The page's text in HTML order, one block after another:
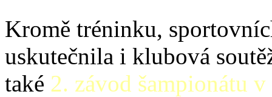
Kromě tréninku,
uskutečnila i klubová
také 2. závod šampionátu